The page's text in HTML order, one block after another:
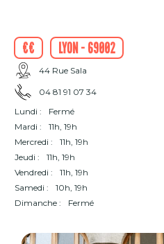
€€ Lyon - 69002
44 Rue Sala
04 81 91 07 34
Lundi :
Fermé
Mardi :
11h, 19h
Mercredi :
11h, 19h
Jeudi :
11h, 19h
Vendredi :
11h, 19h
Samedi :
10h, 19h
Dimanche :
Fermé